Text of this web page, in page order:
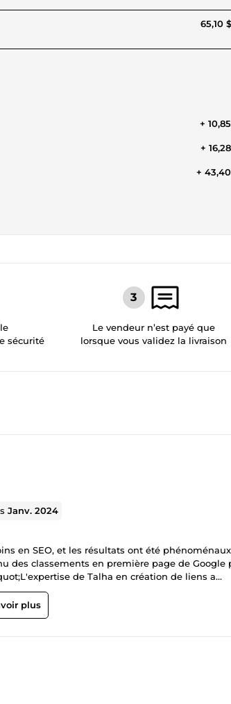
65,10
+
+
+
sécurité
Le vendeur n’est payé que
lorsque vous validez la livraison
Janv. 2024
en SEO, et les résultats ont été
des classements en première page de Google
de Talha en création de liens a
40 % des backlinks de qualité, et notre
de mots-clés se sont considérablement
de relations publiques. Talha nous a aidés à
de notre marque. Nous voulons
plus